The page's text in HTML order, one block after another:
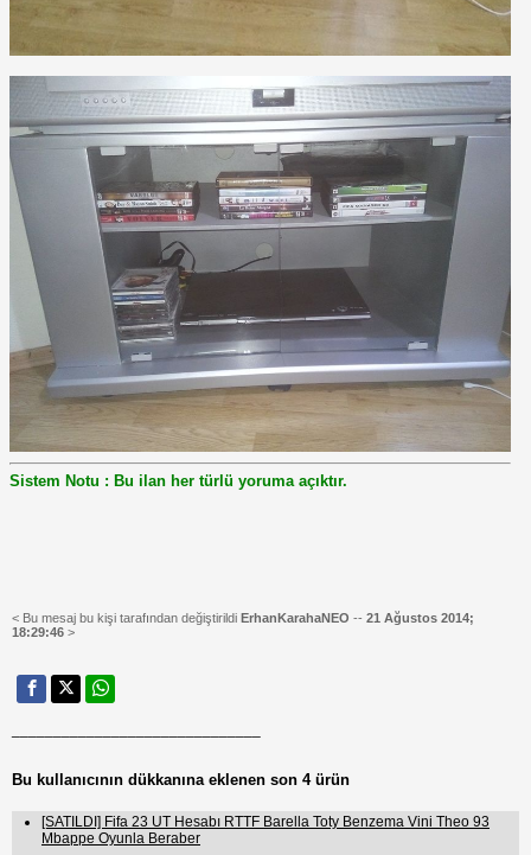
Sistem Notu : Bu ilan her türlü yoruma açıktır.
< Bu mesaj bu kişi tarafından değiştirildi ErhanKarahaNEO -- 21 Ağustos 2014;
18:29:46 >
Bu kullanıcının dükkanına eklenen son 4 ürün
[SATILDI] Fifa 23 UT Hesabı RTTF Barella Toty Benzema Vini Theo 93
Mbappe Oyunla Beraber